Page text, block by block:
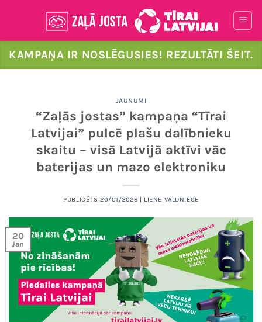
KAMPAŅA IR NOSLĒGUSIES! REZULTĀTI ŠEIT.
JAUNUMI
“Zaļās jostas” kampaņa “Tīrai
Latvijai” pulcē plašu dalībnieku
skaitu – visā Latvijā aktīvi vāc
baterijas un mazo elektroniku
PUBLICĒTS 20/01/2026 | LIENE VALDNIECE
20
Jan